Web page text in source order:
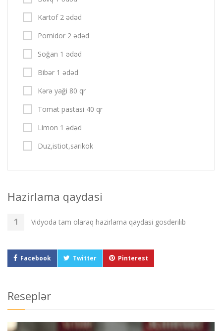
Kartof 2 ədəd
Pomidor 2 ədəd
Soğan 1 ədəd
Bibər 1 ədəd
Kərə yaği 80 qr
Tomat pastasi 40 qr
Limon 1 ədəd
Duz,istiot,sarikök
Hazirlama qaydasi
Vidyoda tam olaraq hazirlama qaydasi gosderilib
Facebook Twitter Pinterest
Reseplər